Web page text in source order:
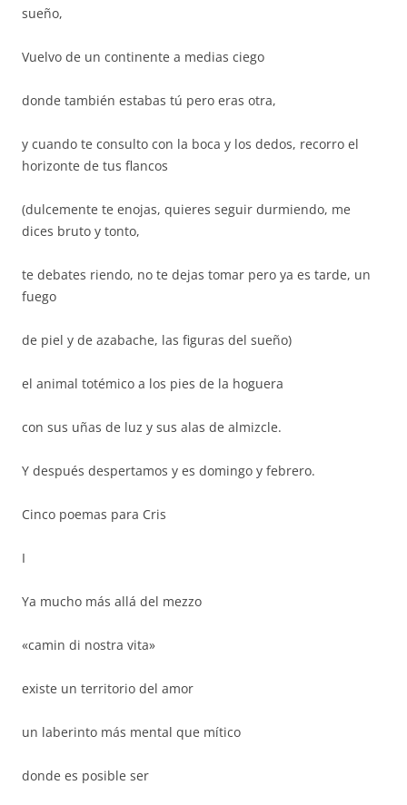
sueño,
Vuelvo de un continente a medias ciego
donde también estabas tú pero eras otra,
y cuando te consulto con la boca y los dedos, recorro el
horizonte de tus flancos
(dulcemente te enojas, quieres seguir durmiendo, me
dices bruto y tonto,
te debates riendo, no te dejas tomar pero ya es tarde, un
fuego
de piel y de azabache, las figuras del sueño)
el animal totémico a los pies de la hoguera
con sus uñas de luz y sus alas de almizcle.
Y después despertamos y es domingo y febrero.
Cinco poemas para Cris
I
Ya mucho más allá del mezzo
«camin di nostra vita»
existe un territorio del amor
un laberinto más mental que mítico
donde es posible ser